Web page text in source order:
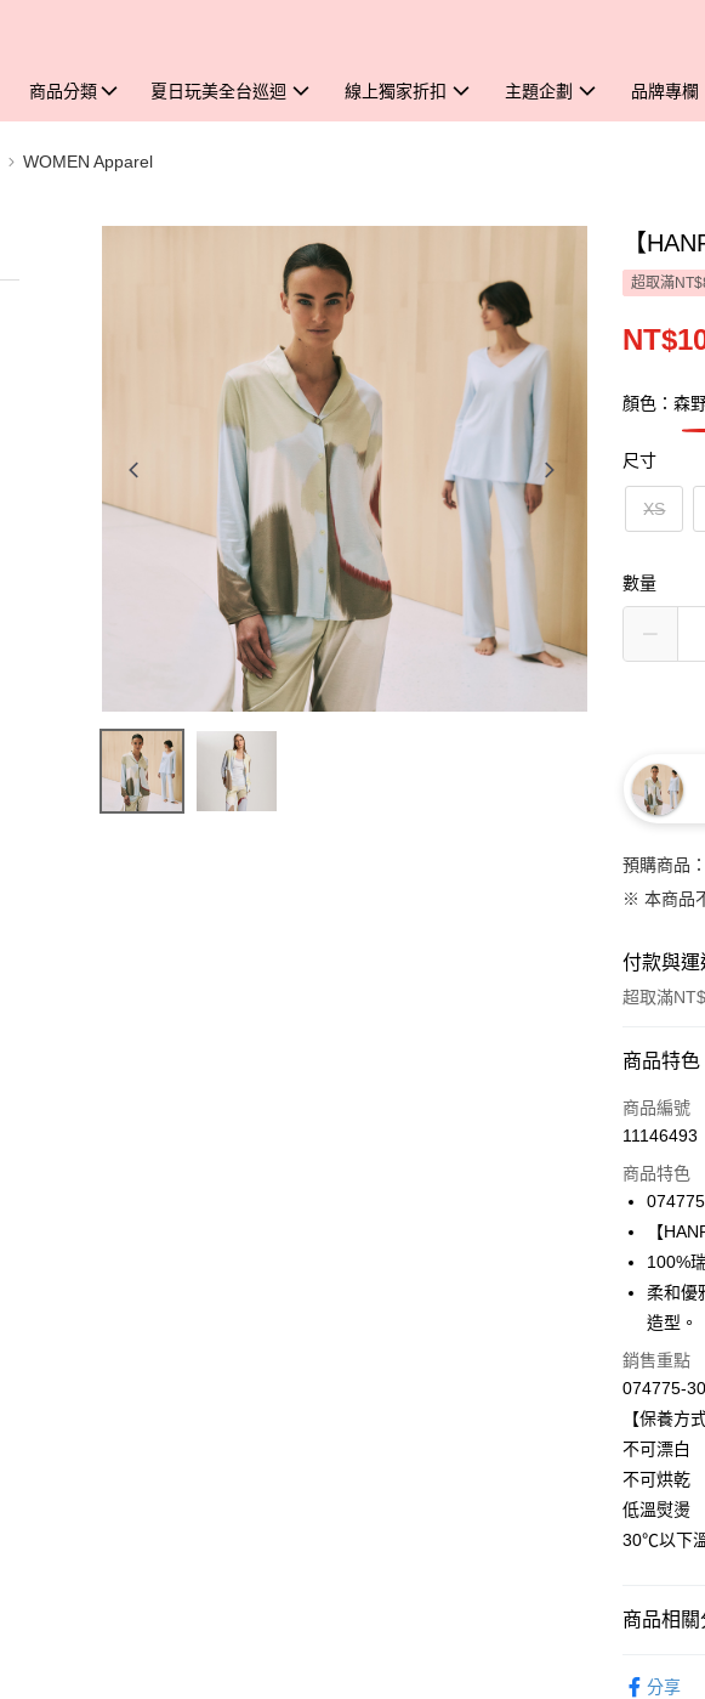
商品分類 夏日玩美全台巡迴 線上獨家折扣 主題企劃 品牌專欄
WOMEN Apparel
【
超取滿
顏色：森
尺寸
XS
數量
預購商品
※ 本商品
付款與
超取滿
付款方式
信用卡一
合作金
華南商
國泰世
臺灣中
匯豐（
聯邦商
玉山商
台新國
台灣樂
LINE Pay
悠遊付
全盈+PAY
ATM付款
運送方式
付款後全
每筆
商品特色
商品編號
11146493
商品特色
【
100%
柔和優
造型。
銷售重點
074775-
【保養方
不可漂白
不可烘乾
低溫熨燙
30℃以下
商品相關
分享